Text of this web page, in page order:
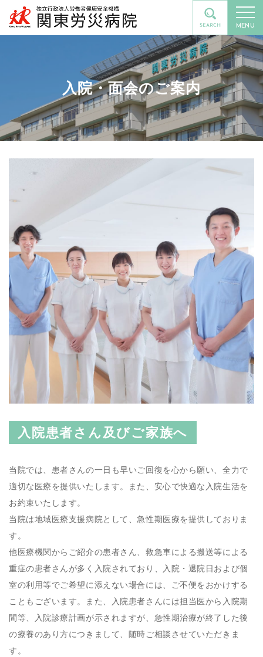
MENU
入院・面会のご案内
入院患者さん及びご家族へ
当院では、患者さんの一日も早いご回復を心から願い、全力で
適切な医療を提供いたします。また、安心で快適な入院生活を
お約束いたします。
当院は地域医療支援病院として、急性期医療を提供しておりま
す。
他医療機関からご紹介の患者さん、救急車による搬送等による
重症の患者さんが多く入院されており、入院・退院日および個
室の利用等でご希望に添えない場合には、ご不便をおかけする
こともございます。また、入院患者さんには担当医から入院期
間等、入院診療計画が示されますが、急性期治療が終了した後
の療養のあり方につきまして、随時ご相談させていただきま
す。